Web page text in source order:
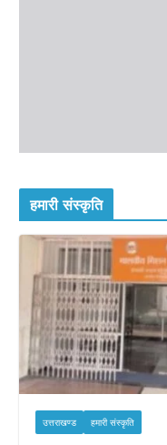
हमारी संस्कृति
उत्तराखण्ड हमारी संस्कृति